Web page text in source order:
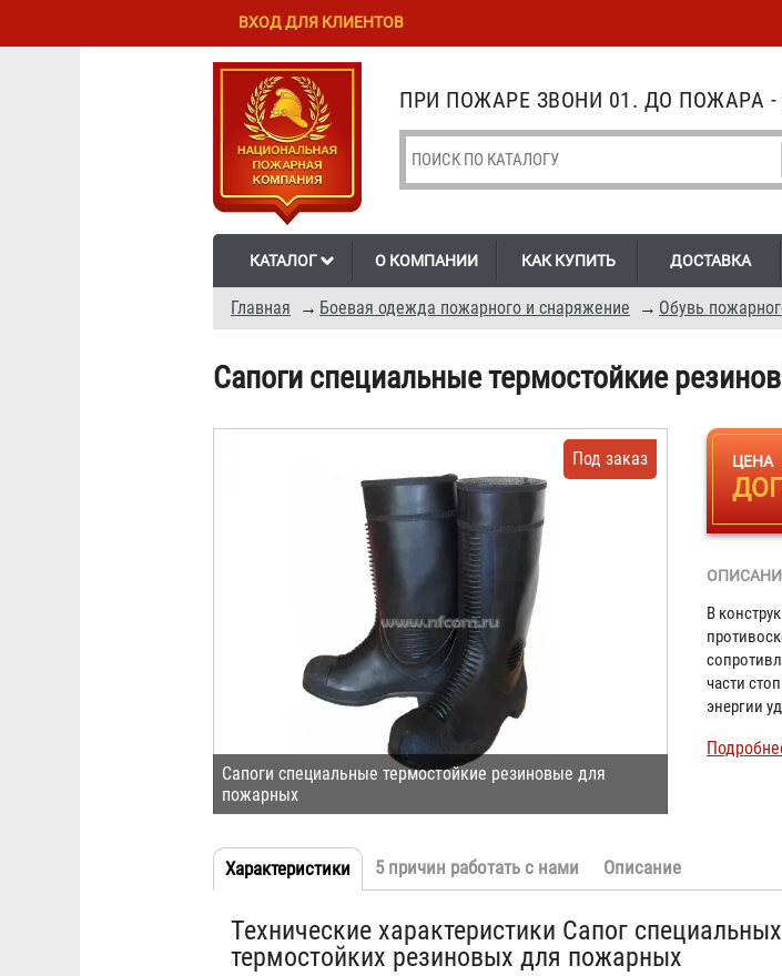
Перейти к
содержанию
Skip to
ПРИ ПОЖАРЕ ЗВОНИ 01. ДО ПОЖАРА
КАТАЛОГ О КОМПАНИИ КАК КУПИТЬ ДОСТАВКА
Главная → Боевая одежда пожарного и снаряжение → Обувь
ВХОД ДЛЯ КЛИЕНТОВ
Сапоги специальные термостойкие
Сапоги специальные термостойкие резиновые для
пожарных
Под заказ ЦЕНА
В
части
энергии
Табы
Характеристики (активная
5 причин работать с нами Описание
Технические характеристики Сапог специальных
термостойких резиновых для пожарных